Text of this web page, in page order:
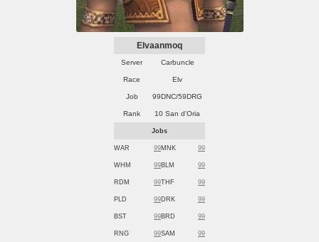
Elvaanmoq
Server Carbuncle
Race Elv
Job 99DNC/59DRG
Rank 10 San d'Oria
Jobs
WAR 99MNK 99
WHM 99BLM 99
RDM 99THF 99
PLD 99DRK 99
BST 99BRD 99
RNG 99SAM 99